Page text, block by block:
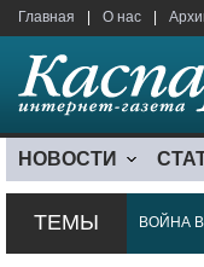
Главная О нас
НОВОСТИ
ТЕМЫ ВОЙНА